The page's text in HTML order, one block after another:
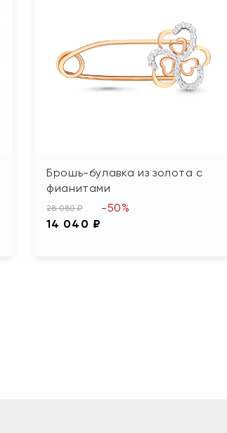
Брошь-булавка из золота с
фианитами
28 080 ₽
14 040 ₽
-50%